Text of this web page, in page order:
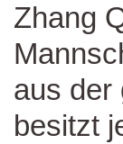
Zhang
aus der
besitzt